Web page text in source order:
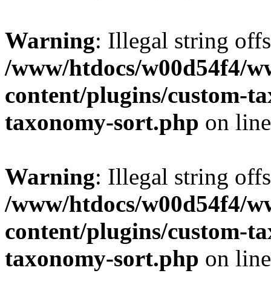
Warning: Illegal string
/www/htdocs/w00d54f4/
content/plugins/custom-
taxonomy-sort.php on
Warning: Illegal string
/www/htdocs/w00d54f4/
content/plugins/custom-
taxonomy-sort.php on